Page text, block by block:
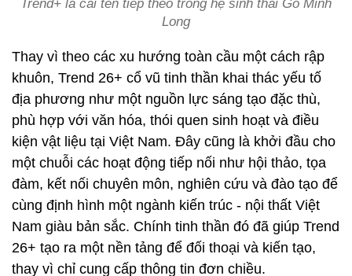
Trend+ là cái tên tiếp theo trong hệ sinh thái Gỗ Minh
Long
Thay vì theo các xu hướng toàn cầu một cách rập
khuôn, Trend 26+ cổ vũ tinh thần khai thác yếu tố
địa phương như một nguồn lực sáng tạo đặc thù,
phù hợp với văn hóa, thói quen sinh hoạt và điều
kiện vật liệu tại Việt Nam. Đây cũng là khởi đầu cho
một chuỗi các hoạt động tiếp nối như hội thảo, tọa
đàm, kết nối chuyên môn, nghiên cứu và đào tạo để
cùng định hình một ngành kiến trúc - nội thất Việt
Nam giàu bản sắc. Chính tinh thần đó đã giúp Trend
26+ tạo ra một nền tảng để đối thoại và kiến tạo,
thay vì chỉ cung cấp thông tin đơn chiều.